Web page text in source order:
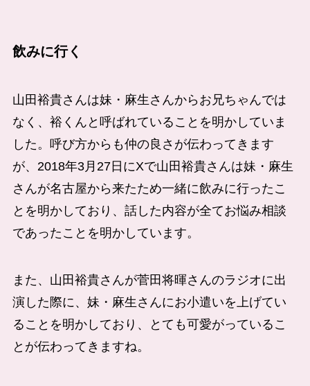
飲みに行く
山田裕貴さんは妹・麻生さんからお兄ちゃんでは
なく、裕くんと呼ばれていることを明かしていま
した。呼び方からも仲の良さが伝わってきます
が、2018年3月27日にXで山田裕貴さんは妹・麻生
さんが名古屋から来たため一緒に飲みに行ったこ
とを明かしており、話した内容が全てお悩み相談
であったことを明かしています。
また、山田裕貴さんが菅田将暉さんのラジオに出
演した際に、妹・麻生さんにお小遣いを上げてい
ることを明かしており、とても可愛がっているこ
とが伝わってきますね。